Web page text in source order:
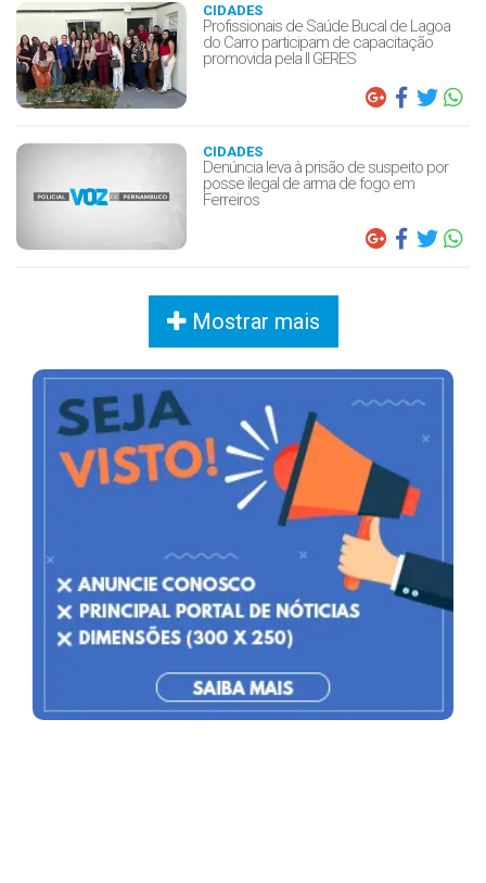
CIDADES
Profissionais de Saúde Bucal de Lagoa
do Carro participam de capacitação
promovida pela II GERES
CIDADES
Denúncia leva à prisão de suspeito por
posse ilegal de arma de fogo em
Ferreiros
Mostrar mais